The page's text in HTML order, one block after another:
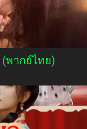
(พากย์ไทย)